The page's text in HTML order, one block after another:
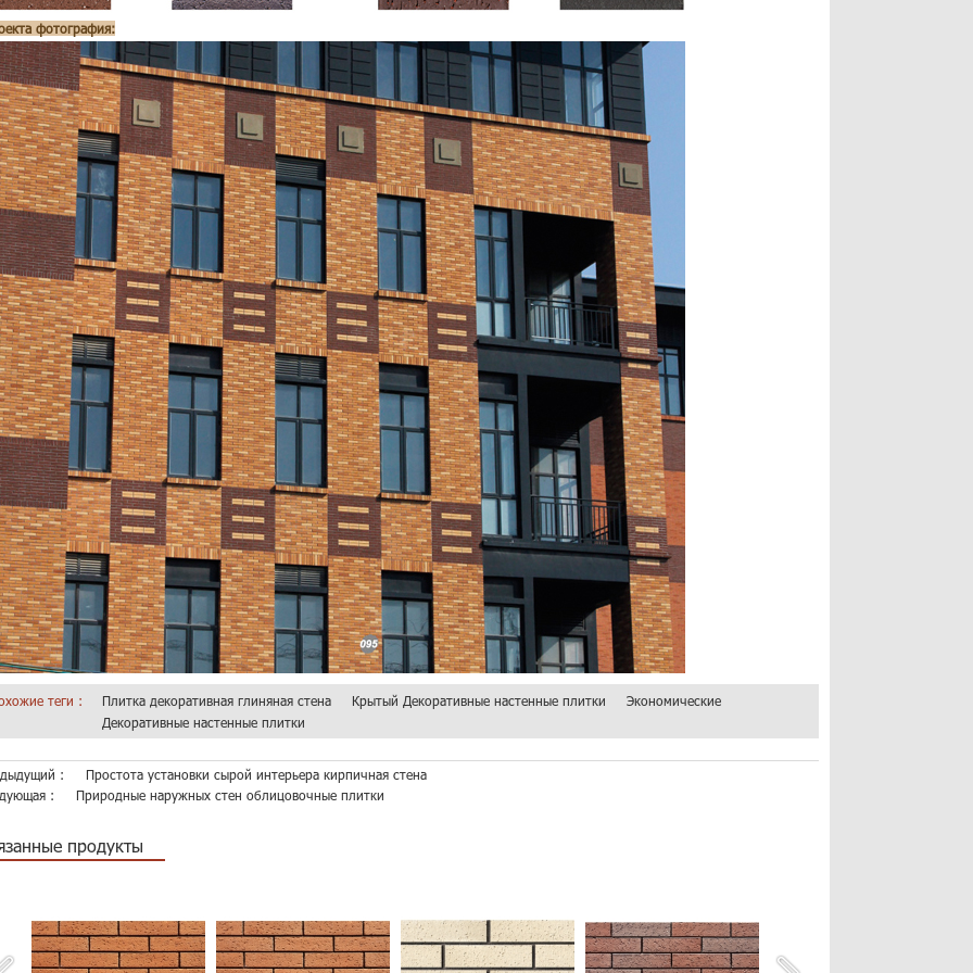
фотография:
теги : Плитка декоративная глиняная стена Крытый Декоративные настенные плитки
Экономические
Декоративные настенные плитки
:
Простота установки сырой интерьера кирпичная стена
:
Природные наружных стен облицовочные плитки
продукты